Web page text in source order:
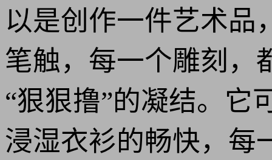
以是创作一件艺术品
笔触，每一个雕刻，
“狠狠撸”的凝结。它
浸湿衣衫的畅快，每